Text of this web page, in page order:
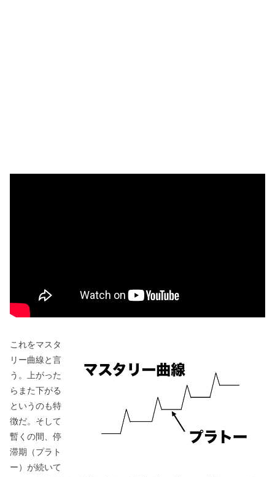
これをマスタ
リー曲線と言
う。上がった
らまた下がる
というのも特
徴だ。そして
暫くの間、停
滞期（プラト
ー）が続いて